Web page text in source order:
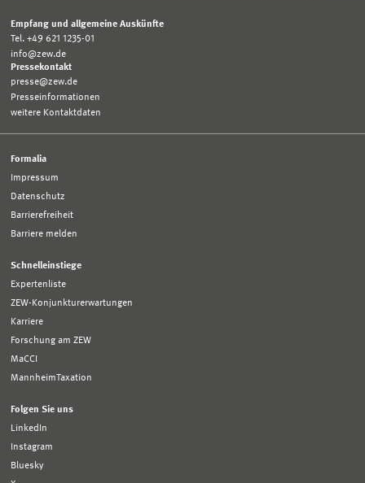
Empfang und allgemeine Auskünfte
Tel. +49 621 1235-01
info@zew.de
Pressekontakt
presse@zew.de
Presseinformationen
weitere Kontaktdaten
Formalia
Impressum
Datenschutz
Barrierefreiheit
Barriere melden
Schnelleinstiege
Expertenliste
ZEW-Konjunkturerwartungen
Karriere
Forschung am ZEW
MaCCI
MannheimTaxation
Folgen Sie uns
LinkedIn
Instagram
Bluesky